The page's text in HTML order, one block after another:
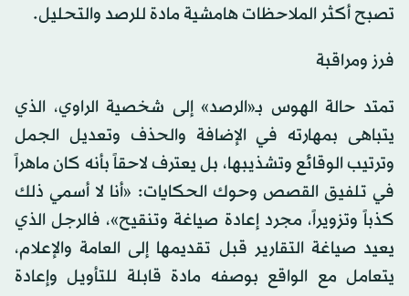
تصبح أكثر الملاحظات هامشية مادة للرصد والتحليل.
فرز ومراقبة
تمتد حالة الهوس بـ«الرصد» إلى شخصية الراوي، الذي
يتباهى بمهارته في الإضافة والحذف وتعديل الجمل
وترتيب الوقائع وتشذيبها، بل يعترف لاحقاً بأنه كان ماهراً
في تلفيق القصص وحوك الحكايات: «أنا لا أسمي ذلك
كذباً وتزويراً، مجرد إعادة صياغة وتنقيح»، فالرجل الذي
يعيد صياغة التقارير قبل تقديمها إلى العامة والإعلام،
يتعامل مع الواقع بوصفه مادة قابلة للتأويل وإعادة